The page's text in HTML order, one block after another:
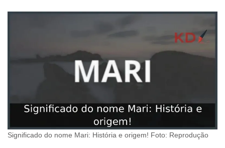
Significado do nome Mari: História e origem! Foto: Reprodução